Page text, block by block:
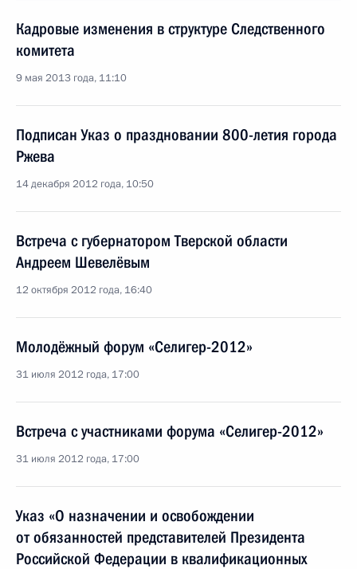
Кадровые изменения в структуре Следственного
комитета
9 мая 2013 года, 11:10
Подписан Указ о праздновании 800-летия города
Ржева
14 декабря 2012 года, 10:50
Встреча с губернатором Тверской области
Андреем Шевелёвым
12 октября 2012 года, 16:40
Молодёжный форум «Селигер-2012»
31 июля 2012 года, 17:00
Встреча с участниками форума «Селигер-2012»
31 июля 2012 года, 17:00
Указ «О назначении и освобождении
от обязанностей представителей Президента
Российской Федерации в квалификационных